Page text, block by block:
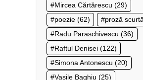
Mircea Cărtărescu (29)
poezie (62) proză scurtă
Radu Paraschivescu (36)
Raftul Denisei (122)
Simona Antonescu (20)
Vasile Baghiu (25)